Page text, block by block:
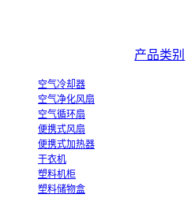
产品类别
空气冷却器
空气净化风扇
空气循环扇
便携式风扇
便携式加热器
干衣机
塑料机柜
塑料储物盒